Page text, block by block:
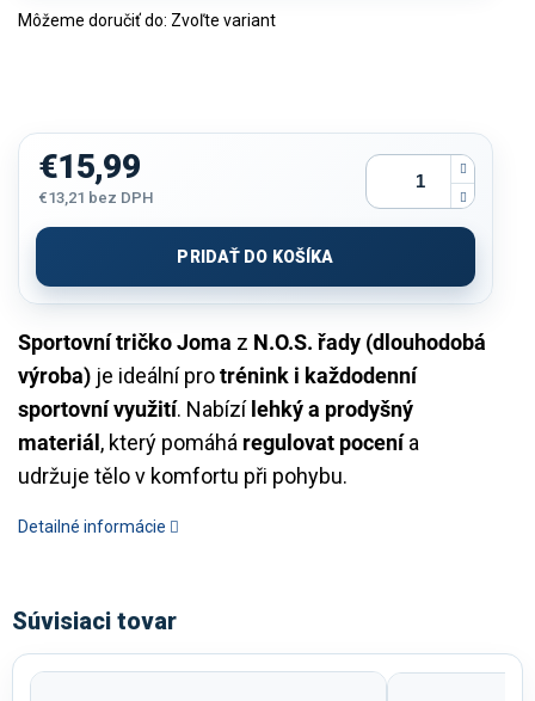
Môžeme doručiť do: Zvoľte variant
Sportovní tričko Joma z N.O.S. řady (dlouhodobá
výroba) je ideální protrénink i každodenní
sportovní využití. Nabízí lehký a prodyšný
materiál , který pomáhá regulovat pocenía
udržuje tělo v komfortu při pohybu.
Detailné informácie
€15,99
€13,21 bez DPH
cena:
PRIDAŤ DO KOŠÍKA
Súvisiaci tovar